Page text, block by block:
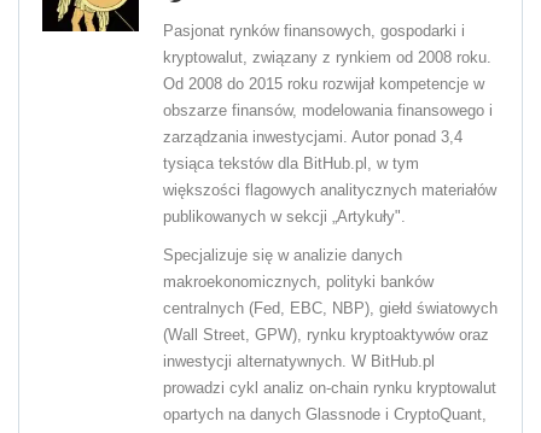
Pasjonat rynków finansowych, gospodarki i
kryptowalut, związany z rynkiem od 2008 roku.
Od 2008 do 2015 roku rozwijał kompetencje w
obszarze finansów, modelowania finansowego i
zarządzania inwestycjami. Autor ponad 3,4
tysiąca tekstów dla BitHub.pl, w tym
większości flagowych analitycznych materiałów
publikowanych w sekcji „Artykuły".
Specjalizuje się w analizie danych
makroekonomicznych, polityki banków
centralnych (Fed, EBC, NBP), giełd światowych
(Wall Street, GPW), rynku kryptoaktywów oraz
inwestycji alternatywnych. W BitHub.pl
prowadzi cykl analiz on-chain rynku kryptowalut
opartych na danych Glassnode i CryptoQuant,